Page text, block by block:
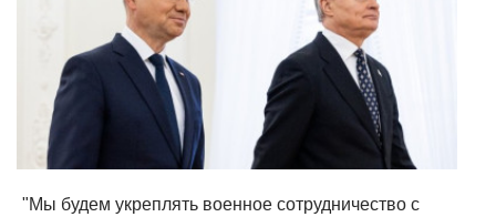
"Мы будем укреплять военное сотрудничество с